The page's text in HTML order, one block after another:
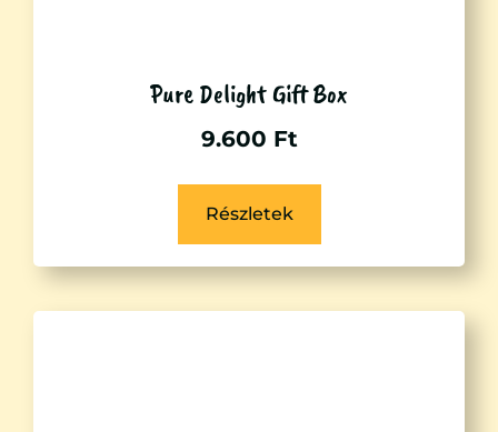
Pure Delight Gift Box
9.600 Ft
Részletek